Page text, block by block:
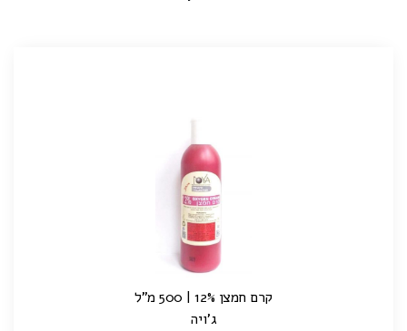
קרם חמצן 12% | 500 מ"ל
ג'ויה